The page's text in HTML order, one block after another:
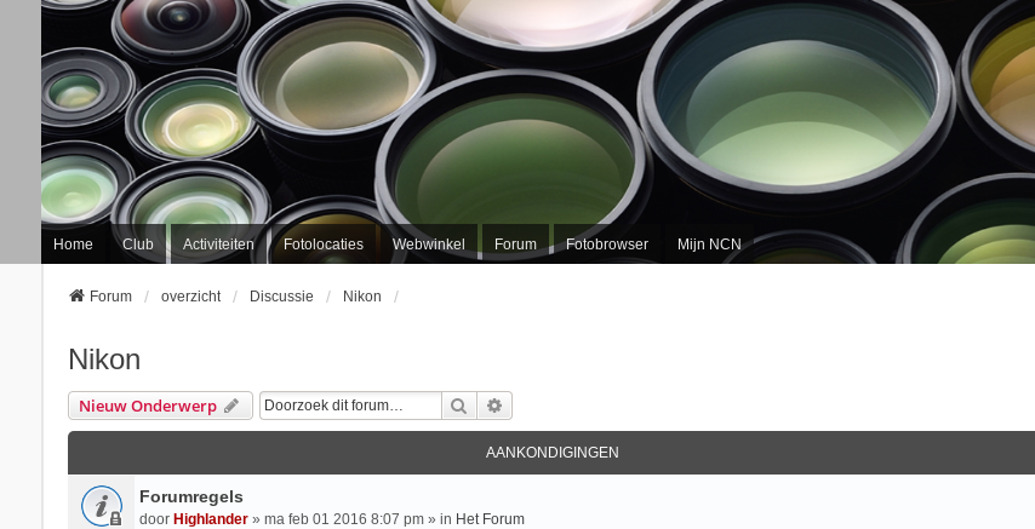
Home Club Activiteiten Fotolocaties Webwinkel Forum Fotobrowser Mijn NCN
Forum overzicht Discussie Nikon
Nikon
Nieuw Onderwerp Zoek
AANKONDIGINGEN
Forumregels
door Highlander» ma feb 01 2016 8:07 pm » in Het Forum